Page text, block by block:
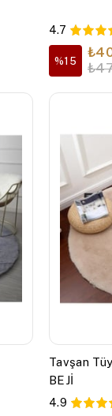
4.7
%15
Tavşan
BEJİ
4.9